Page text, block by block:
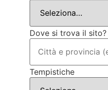
Dove si trova il sito?
Tempistiche